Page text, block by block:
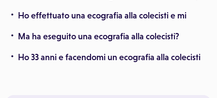
Ho effettuato una ecografia alla colecisti e mi
Ma ha eseguito una ecografia alla colecisti?
Ho 33 anni e facendomi un ecografia alla colecisti